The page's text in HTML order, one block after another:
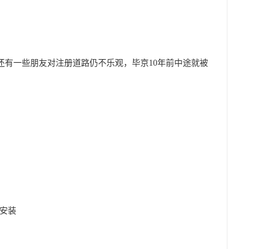
一些朋友对注册道路仍不乐观，毕京10年前中途就被
安装